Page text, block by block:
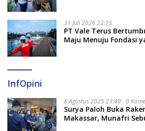
31 Juli 2026 22:15
PT Vale Terus
Maju Menuju Fondasi
InfOpini
8 Agustus 2025 23:49 0
Surya Paloh Buka
Makassar, Munafri